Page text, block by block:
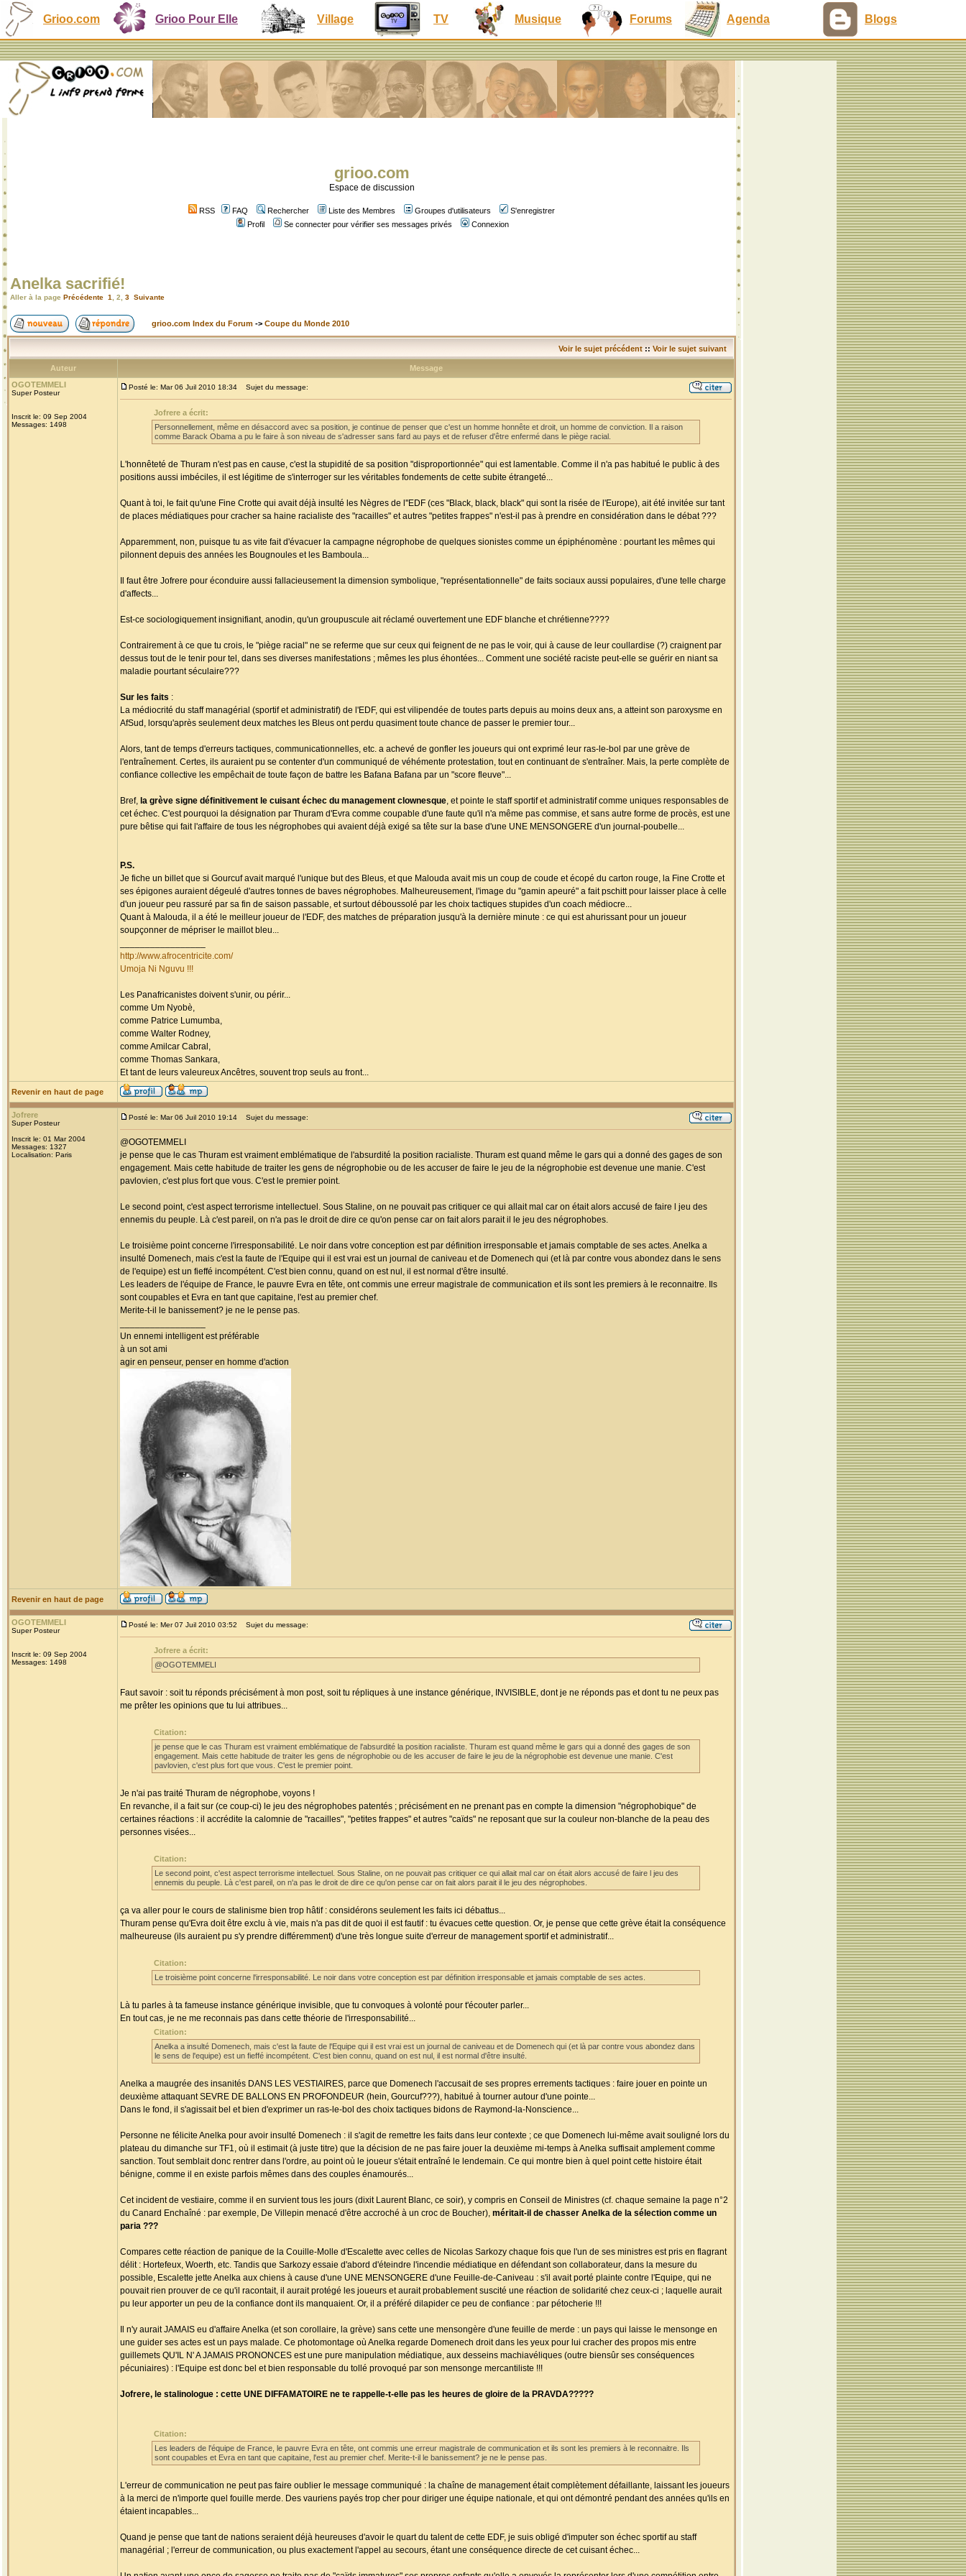
Grioo.com Grioo Pour Elle Village TV Musique Forums Agenda Blogs
grioo.com
Espace de discussion
RSS FAQ Rechercher Liste des Membres Groupes d'utilisateurs
S'enregistrer
Profil
Se connecter pour vérifier ses messages privés Connexion
Anelka sacrifié!
Aller à la page Précédente 1 2 3 Suivante
grioo.com Index du Forum -> Coupe du Monde 2010
Voir le sujet précédent :: Voir le sujet suivant
Auteur
Message
OGOTEMMELI
Super Posteur
Inscrit le: 09 Sep 2004
Messages: 1498
Posté le: Mar 06 Juil 2010 18:34 Sujet du message:
Jofrere a écrit:
Personnellement, même en désaccord avec sa position, je continue de penser que c'est un homme honnête et droit, un homme de conviction. Il a raison
comme Barack Obama a pu le faire à son niveau de s'adresser sans fard au pays et de refuser d'être enfermé dans le piège racial.
L'honnêteté de Thuram n'est pas en cause, c'est la stupidité de sa position "disproportionnée" qui est lamentable. Comme il n'a pas habitué le public à des
positions aussi imbéciles, il est légitime de s'interroger sur les véritables fondements de cette subite étrangeté...
Quant à toi, le fait qu'une Fine Crotte qui avait déjà insulté les Nègres de l''EDF (ces "Black, black, black" qui sont la risée de l'Europe), ait été invitée sur tant
de places médiatiques pour cracher sa haine racialiste des "racailles" et autres "petites frappes" n'est-il pas à prendre en considération dans le débat ???
Apparemment, non, puisque tu as vite fait d'évacuer la campagne négrophobe de quelques sionistes comme un épiphénomène : pourtant les mêmes qui
pilonnent depuis des années les Bougnoules et les Bamboula...
Il faut être Jofrere pour éconduire aussi fallacieusement la dimension symbolique, "représentationnelle" de faits sociaux aussi populaires, d'une telle charge
d'affects...
Est-ce sociologiquement insignifiant, anodin, qu'un groupuscule ait réclamé ouvertement une EDF blanche et chrétienne????
Contrairement à ce que tu crois, le "piège racial" ne se referme que sur ceux qui feignent de ne pas le voir, qui à cause de leur coullardise (?) craignent par
dessus tout de le tenir pour tel, dans ses diverses manifestations ; mêmes les plus éhontées... Comment une société raciste peut-elle se guérir en niant sa
maladie pourtant séculaire???
Sur les faits :
La médiocrité du staff managérial (sportif et administratif) de l'EDF, qui est vilipendée de toutes parts depuis au moins deux ans, a atteint son paroxysme en
AfSud, lorsqu'après seulement deux matches les Bleus ont perdu quasiment toute chance de passer le premier tour...
Alors, tant de temps d'erreurs tactiques, communicationnelles, etc. a achevé de gonfler les joueurs qui ont exprimé leur ras-le-bol par une grève de
l'entraînement. Certes, ils auraient pu se contenter d'un communiqué de véhémente protestation, tout en continuant de s'entraîner. Mais, la perte complète de
confiance collective les empêchait de toute façon de battre les Bafana Bafana par un "score fleuve"...
Bref, la grève signe définitivement le cuisant échec du management clownesque, et pointe le staff sportif et administratif comme uniques responsables de
cet échec. C'est pourquoi la désignation par Thuram d'Evra comme coupable d'une faute qu'il n'a même pas commise, et sans autre forme de procès, est une
pure bêtise qui fait l'affaire de tous les négrophobes qui avaient déjà exigé sa tête sur la base d'une UNE MENSONGERE d'un journal-poubelle...
P.S.
Je fiche un billet que si Gourcuf avait marqué l'unique but des Bleus, et que Malouda avait mis un coup de coude et écopé du carton rouge, la Fine Crotte et
ses épigones auraient dégeulé d'autres tonnes de baves négrophobes. Malheureusement, l'image du "gamin apeuré" a fait pschitt pour laisser place à celle
d'un joueur peu rassuré par sa fin de saison passable, et surtout déboussolé par les choix tactiques stupides d'un coach médiocre...
Quant à Malouda, il a été le meilleur joueur de l'EDF, des matches de préparation jusqu'à la dernière minute : ce qui est ahurissant pour un joueur
soupçonner de mépriser le maillot bleu...
http://www.afrocentricite.com/
Umoja Ni Nguvu !!!
Les Panafricanistes doivent s'unir, ou périr...
comme Um Nyobè,
comme Patrice Lumumba,
comme Walter Rodney,
comme Amilcar Cabral,
comme Thomas Sankara,
Et tant de leurs valeureux Ancêtres, souvent trop seuls au front...
Revenir en haut de page
Jofrere
Super Posteur
Inscrit le: 01 Mar 2004
Messages: 1327
Localisation: Paris
Posté le: Mar 06 Juil 2010 19:14 Sujet du message:
@OGOTEMMELI
je pense que le cas Thuram est vraiment emblématique de l'absurdité la position racialiste. Thuram est quand même le gars qui a donné des gages de son
engagement. Mais cette habitude de traiter les gens de négrophobie ou de les accuser de faire le jeu de la négrophobie est devenue une manie. C'est
pavlovien, c'est plus fort que vous. C'est le premier point.
Le second point, c'est aspect terrorisme intellectuel. Sous Staline, on ne pouvait pas critiquer ce qui allait mal car on était alors accusé de faire l jeu des
ennemis du peuple. Là c'est pareil, on n'a pas le droit de dire ce qu'on pense car on fait alors parait il le jeu des négrophobes.
Le troisième point concerne l'irresponsabilité. Le noir dans votre conception est par définition irresponsable et jamais comptable de ses actes. Anelka a
insulté Domenech, mais c'est la faute de l'Equipe qui il est vrai est un journal de caniveau et de Domenech qui (et là par contre vous abondez dans le sens
de l'equipe) est un fieffé incompétent. C'est bien connu, quand on est nul, il est normal d'être insulté.
Les leaders de l'équipe de France, le pauvre Evra en tête, ont commis une erreur magistrale de communication et ils sont les premiers à le reconnaitre. Ils
sont coupables et Evra en tant que capitaine, l'est au premier chef.
Merite-t-il le banissement? je ne le pense pas.
Un ennemi intelligent est préférable
à un sot ami
agir en penseur, penser en homme d'action
Revenir en haut de page
OGOTEMMELI
Super Posteur
Inscrit le: 09 Sep 2004
Messages: 1498
Posté le: Mer 07 Juil 2010 03:52 Sujet du message:
Jofrere a écrit:
@OGOTEMMELI
Faut savoir : soit tu réponds précisément à mon post, soit tu répliques à une instance générique, INVISIBLE, dont je ne réponds pas et dont tu ne peux pas
me prêter les opinions que tu lui attribues...
Citation:
je pense que le cas Thuram est vraiment emblématique de l'absurdité la position racialiste. Thuram est quand même le gars qui a donné des gages de son
engagement. Mais cette habitude de traiter les gens de négrophobie ou de les accuser de faire le jeu de la négrophobie est devenue une manie. C'est
pavlovien, c'est plus fort que vous. C'est le premier point.
Je n'ai pas traité Thuram de négrophobe, voyons !
En revanche, il a fait sur (ce coup-ci) le jeu des négrophobes patentés ; précisément en ne prenant pas en compte la dimension "négrophobique" de
certaines réactions : il accrédite la calomnie de "racailles", "petites frappes" et autres "caïds" ne reposant que sur la couleur non-blanche de la peau des
personnes visées...
Citation:
Le second point, c'est aspect terrorisme intellectuel. Sous Staline, on ne pouvait pas critiquer ce qui allait mal car on était alors accusé de faire l jeu des
ennemis du peuple. Là c'est pareil, on n'a pas le droit de dire ce qu'on pense car on fait alors parait il le jeu des négrophobes.
ça va aller pour le cours de stalinisme bien trop hâtif : considérons seulement les faits ici débattus...
Thuram pense qu'Evra doit être exclu à vie, mais n'a pas dit de quoi il est fautif : tu évacues cette question. Or, je pense que cette grève était la conséquence
malheureuse (ils auraient pu s'y prendre différemment) d'une très longue suite d'erreur de management sportif et administratif...
Citation:
Le troisième point concerne l'irresponsabilité. Le noir dans votre conception est par définition irresponsable et jamais comptable de ses actes.
Là tu parles à ta fameuse instance générique invisible, que tu convoques à volonté pour t'écouter parler...
En tout cas, je ne me reconnais pas dans cette théorie de l'irresponsabilité...
Citation:
Anelka a insulté Domenech, mais c'est la faute de l'Equipe qui il est vrai est un journal de caniveau et de Domenech qui (et là par contre vous abondez dans
le sens de l'equipe) est un fieffé incompétent. C'est bien connu, quand on est nul, il est normal d'être insulté.
Anelka a maugrée des insanités DANS LES VESTIAIRES, parce que Domenech l'accusait de ses propres errements tactiques : faire jouer en pointe un
deuxième attaquant SEVRE DE BALLONS EN PROFONDEUR (hein, Gourcuf???), habitué à tourner autour d'une pointe...
Dans le fond, il s'agissait bel et bien d'exprimer un ras-le-bol des choix tactiques bidons de Raymond-la-Nonscience...
Personne ne félicite Anelka pour avoir insulté Domenech : il s'agit de remettre les faits dans leur contexte ; ce que Domenech lui-même avait souligné lors du
plateau du dimanche sur TF1, où il estimait (à juste titre) que la décision de ne pas faire jouer la deuxième mi-temps à Anelka suffisait amplement comme
sanction. Tout semblait donc rentrer dans l'ordre, au point où le joueur s'était entraîné le lendemain. Ce qui montre bien à quel point cette histoire était
bénigne, comme il en existe parfois mêmes dans des couples énamourés...
Cet incident de vestiaire, comme il en survient tous les jours (dixit Laurent Blanc, ce soir), y compris en Conseil de Ministres (cf. chaque semaine la page n°2
du Canard Enchaîné : par exemple, De Villepin menacé d'être accroché à un croc de Boucher), méritait-il de chasser Anelka de la sélection comme un
paria ???
Compares cette réaction de panique de la Couille-Molle d'Escalette avec celles de Nicolas Sarkozy chaque fois que l'un de ses ministres est pris en flagrant
délit : Hortefeux, Woerth, etc. Tandis que Sarkozy essaie d'abord d'éteindre l'incendie médiatique en défendant son collaborateur, dans la mesure du
possible, Escalette jette Anelka aux chiens à cause d'une UNE MENSONGERE d'une Feuille-de-Caniveau : s'il avait porté plainte contre l'Equipe, qui ne
pouvait rien prouver de ce qu'il racontait, il aurait protégé les joueurs et aurait probablement suscité une réaction de solidarité chez ceux-ci ; laquelle aurait
pu leur apporter un peu de la confiance dont ils manquaient. Or, il a préféré dilapider ce peu de confiance : par pétocherie !!!
Il n'y aurait JAMAIS eu d'affaire Anelka (et son corollaire, la grève) sans cette une mensongère d'une feuille de merde : un pays qui laisse le mensonge en
une guider ses actes est un pays malade. Ce photomontage où Anelka regarde Domenech droit dans les yeux pour lui cracher des propos mis entre
guillemets QU'IL N' A JAMAIS PRONONCES est une pure manipulation médiatique, aux desseins machiavéliques (outre biensûr ses conséquences
pécuniaires) : l'Equipe est donc bel et bien responsable du tollé provoqué par son mensonge mercantiliste !!!
Jofrere, le stalinologue : cette UNE DIFFAMATOIRE ne te rappelle-t-elle pas les heures de gloire de la PRAVDA?????
Citation:
Les leaders de l'équipe de France, le pauvre Evra en tête, ont commis une erreur magistrale de communication et ils sont les premiers à le reconnaitre. Ils
sont coupables et Evra en tant que capitaine, l'est au premier chef. Merite-t-il le banissement? je ne le pense pas.
L'erreur de communication ne peut pas faire oublier le message communiqué : la chaîne de management était complètement défaillante, laissant les joueurs
à la merci de n'importe quel fouille merde. Des vauriens payés trop cher pour diriger une équipe nationale, et qui ont démontré pendant des années qu'ils en
étaient incapables...
Quand je pense que tant de nations seraient déjà heureuses d'avoir le quart du talent de cette EDF, je suis obligé d'imputer son échec sportif au staff
managérial ; l'erreur de communication, ou plus exactement l'appel au secours, étant une conséquence directe de cet cuisant échec...